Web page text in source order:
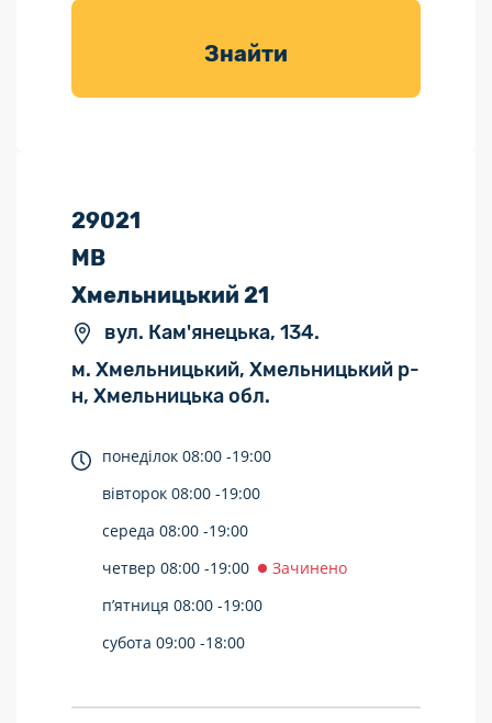
товарів для
Знайти
29021
МВ
Хмельницький 21
вул. Кам'янецька, 134.
м. Хмельницький, Хмельницький р-
н, Хмельницька обл.
понеділок 08:00 -19:00
вівторок 08:00 -19:00
середа 08:00 -19:00
четвер 08:00 -19:00
Зачинено
п’ятниця 08:00 -19:00
субота 09:00 -18:00